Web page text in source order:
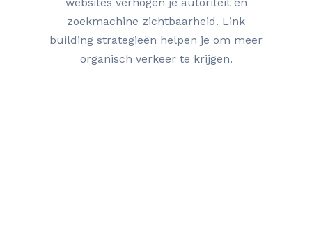
zoekmachine zichtbaarheid. Link
building strategieën helpen je om meer
organisch verkeer te krijgen.